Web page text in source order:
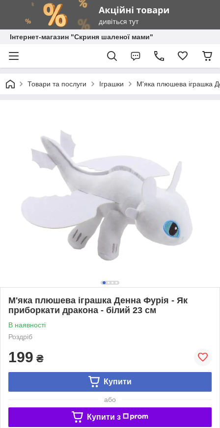
Інтернет-магазин "Скриня шаленої мами"
Товари та послуги Іграшки М'яка плюшева іграшка
М'яка плюшева іграшка Денна Фурія - Як
приборкати дракона - білий 23 см
В наявності
Роздріб
199 ₴
Купити
або
Купити з